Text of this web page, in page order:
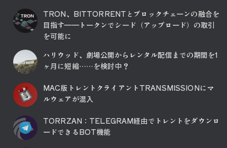
TRON、BITTORRENTとブロックチェーンの融合を
目指す――トークンでシード（アップロード）の取引
を可能に
ハリウッド、劇場公開からレンタル配信までの期間を1
ヶ月に短縮……を検討中？
MAC版トレントクライアントTRANSMISSIONにマ
ルウェアが混入
TORRZAN：TELEGRAM経由でトレントをダウンロ
ードできるBOT機能